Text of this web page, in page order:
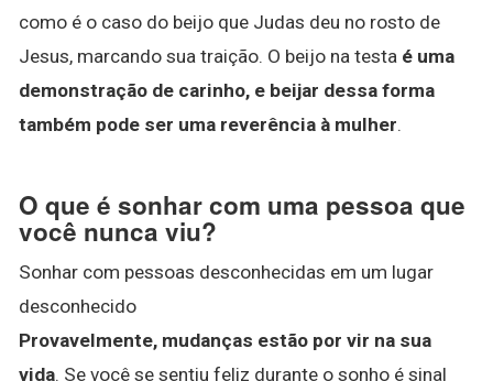
como é o caso do beijo que Judas deu no rosto de
Jesus, marcando sua traição. O beijo na testa é uma
demonstração de carinho, e beijar dessa forma
também pode ser uma reverência à mulher.
O que é sonhar com uma pessoa que
você nunca viu?
Sonhar com pessoas desconhecidas em um lugar
desconhecido
Provavelmente, mudanças estão por vir na sua
vida. Se você se sentiu feliz durante o sonho é sinal